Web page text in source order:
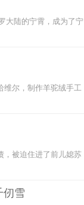
大陆的宁霄，成为了宁
维尔，制作羊驼绒手工
，被迫住进了前儿媳苏
仞雪